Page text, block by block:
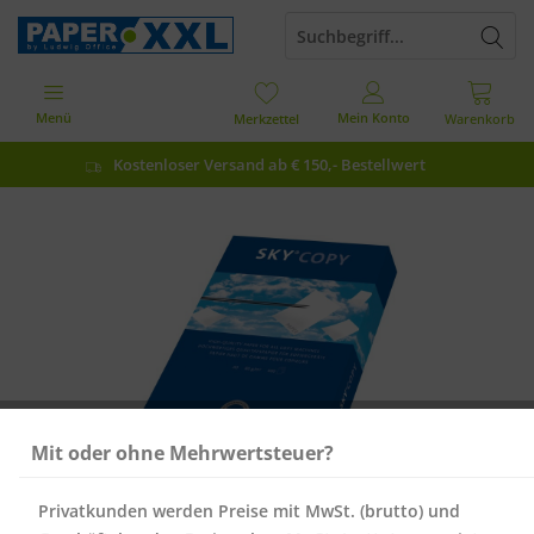
Kostenloser Versand ab € 150,- Bestellwert
Warenkorb
Merkzettel Mein Konto
Menü
Mit oder ohne Mehrwertsteuer?
Privatkunden werden Preise mit MwSt. (brutto) und